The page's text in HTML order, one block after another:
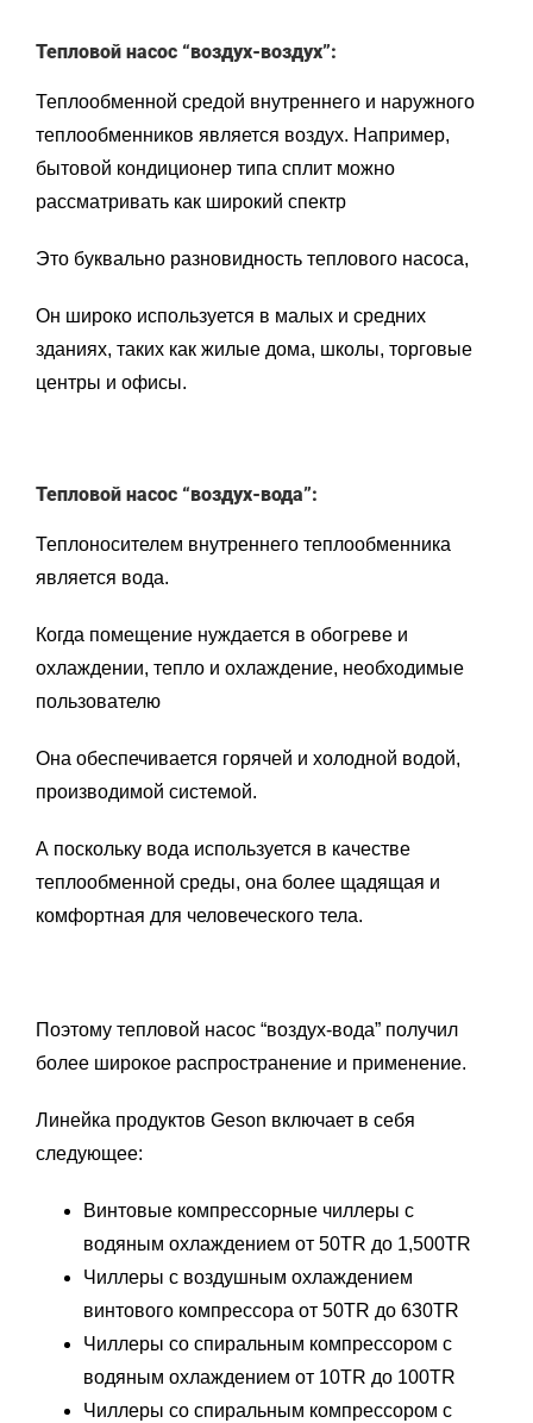
Тепловой насос “воздух-воздух”:
Теплообменной средой внутреннего и наружного
теплообменников является воздух. Например,
бытовой кондиционер типа сплит можно
рассматривать как широкий спектр
Это буквально разновидность теплового насоса,
Он широко используется в малых и средних
зданиях, таких как жилые дома, школы, торговые
центры и офисы.
Тепловой насос “воздух-вода”:
Теплоносителем внутреннего теплообменника
является вода.
Когда помещение нуждается в обогреве и
охлаждении, тепло и охлаждение, необходимые
пользователю
Она обеспечивается горячей и холодной водой,
производимой системой.
А поскольку вода используется в качестве
теплообменной среды, она более щадящая и
комфортная для человеческого тела.
Поэтому тепловой насос “воздух-вода” получил
более широкое распространение и применение.
Линейка продуктов Geson включает в себя
следующее:
Винтовые компрессорные чиллеры с
водяным охлаждением от 50TR до 1,500TR
Чиллеры с воздушным охлаждением
винтового компрессора от 50TR до 630TR
Чиллеры со спиральным компрессором с
водяным охлаждением от 10TR до 100TR
Чиллеры со спиральным компрессором с